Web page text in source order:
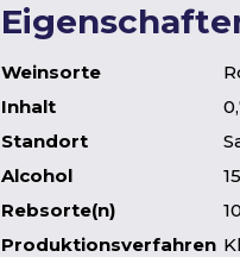
Weinsorte
Inhalt
Standort
Alcohol
Rebsorte(n)
Produktionsverfahren